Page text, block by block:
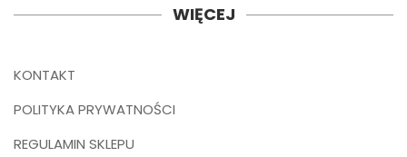
WIĘCEJ
KONTAKT
POLITYKA PRYWATNOŚCI
REGULAMIN SKLEPU